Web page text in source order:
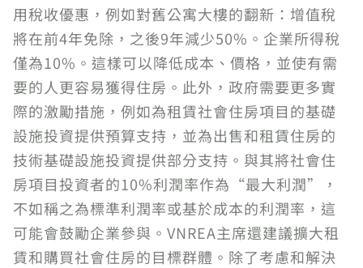
用稅收優惠，例如對舊公寓大樓的翻新：增值稅
將在前4年免除，之後9年減少50%。企業所得稅
僅為10%。這樣可以降低成本、價格，並使有需
要的人更容易獲得住房。此外，政府需要更多實
際的激勵措施，例如為租賃社會住房項目的基礎
設施投資提供預算支持，並為出售和租賃住房的
技術基礎設施投資提供部分支持。與其將社會住
房項目投資者的10%利潤率作為“最大利潤”，
不如稱之為標準利潤率或基於成本的利潤率，這
可能會鼓勵企業參與。VNREA主席還建議擴大租
賃和購買社會住房的目標群體。除了考慮和解決